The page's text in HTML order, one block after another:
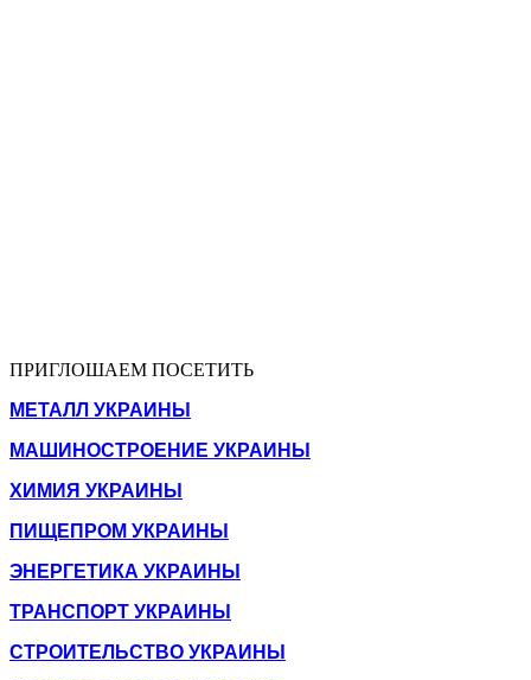
ПРИГЛОШАЕМ ПОСЕТИТЬ
МЕТАЛЛ УКРАИНЫ
МАШИНОСТРОЕНИЕ УКРАИНЫ
ХИМИЯ УКРАИНЫ
ПИЩЕПРОМ УКРАИНЫ
ЭНЕРГЕТИКА УКРАИНЫ
ТРАНСПОРТ УКРАИНЫ
СТРОИТЕЛЬСТВО УКРАИНЫ